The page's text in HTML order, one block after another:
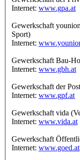
Internet: www.gpa.at
Gewerkschaft
Sport)
Internet:
Gewerkschaft Bau-
Internet: www.gbh.at
Gewerkschaft der
Internet: www.gpf.at
Gewerkschaft vida
Internet: www.vida.at
Gewerkschaft
Internet: www.goed.at